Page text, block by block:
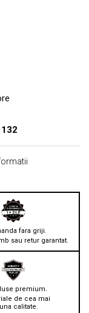
fara griji.
sau retur garantat.
premium.
de cea mai
calitate.